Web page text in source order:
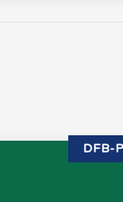
DFB-